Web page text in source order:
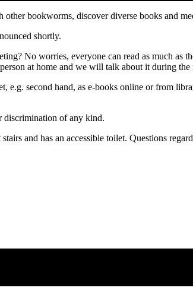
bookworms, discover diverse books and
shortly.
No worries, everyone can read as much
at home and we will talk about it during
e.g. second hand, as e-books online or from
discrimination of any kind.
and has an accessible toilet. Questions